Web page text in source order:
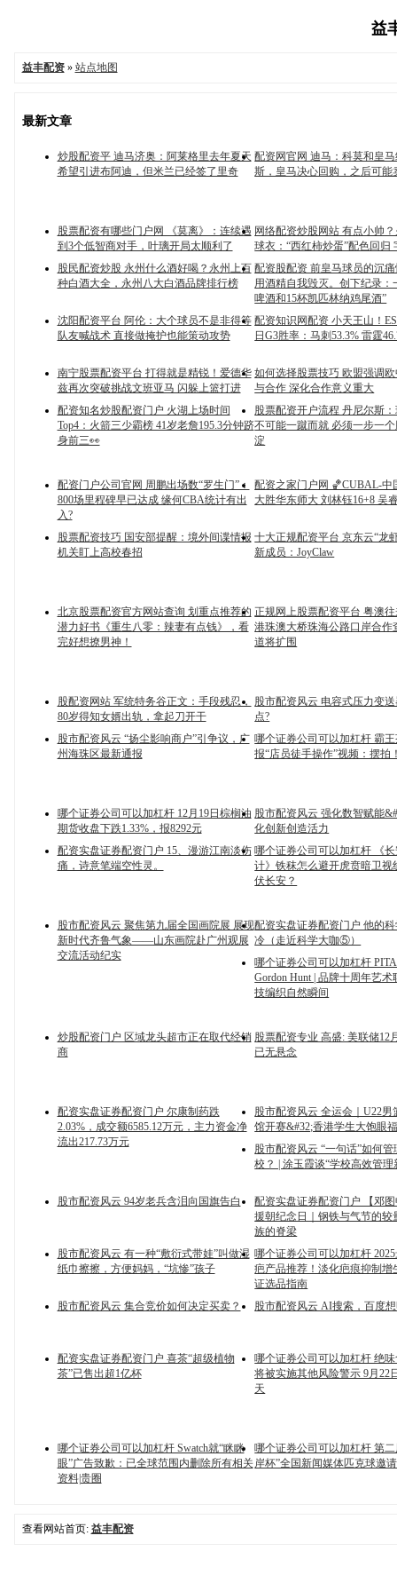
益
益丰配资» 站点地图
最新文章
炒股配资平 迪马济奥：阿莱格里去年夏天
希望引进布阿迪，但米兰已经签了里奇
配资网官网 迪马：科莫和皇
斯，皇马决心回购，之后可能
股票配资有哪些门户网 《莫离》：连续遇
到3个低智商对手，叶璃开局太顺利了
网络配资炒股网站 有点小帅
球衣：“西红柿炒蛋”配色回归
股民配资炒股 永州什么酒好喝？永州上百
种白酒大全，永州八大白酒品牌排行榜
配资股配资 前皇马球员的沉
用酒精自我毁灭。创下纪录：
啤酒和15杯凯匹林纳鸡尾酒”
沈阳配资平台 阿伦：大个球员不是非得等
队友喊战术 直接做掩护也能策动攻势
配资知识网配资 小天王山！
日G3胜率：马刺53.3% 雷霆
南宁股票配资平台 打得就是精锐！爱德华
兹再次突破挑战文班亚马 闪躲上篮打进
如何选择股票技巧 欧盟强调
与合作 深化合作意义重大
配资知名炒股配资门户 火湖上场时间
Top4：火箭三少霸榜 41岁老詹195.3分钟跻
身前三👀
股票配资开户流程 丹尼尔斯
不可能一蹴而就 必须一步一
淀
配资门户公司官网 周鹏出场数“罗生门”：
800场里程碑早已达成 缘何CBA统计有出
入?
配资之家门户网 🏀CUBAL-中
大胜华东师大 刘林钰16+8 吴
股票配资技巧 国安部提醒：境外间谍情报
机关盯上高校春招
十大正规配资平台 京东云“龙
新成员：JoyClaw
北京股票配资官方网站查询 划重点推荐的
潜力好书《重生八零：辣妻有点钱》，看
完好想撩男神！
正规网上股票配资平台 粤澳
港珠澳大桥珠海公路口岸合作
道将扩围
股配资网站 军统特务谷正文：手段残忍，
80岁得知女婿出轨，拿起刀开干
股市配资风云 电容式压力变
点?
股市配资风云 “扬尘影响商户”引争议，广
州海珠区最新通报
哪个证券公司可以加杠杆 霸
报“店员徒手操作”视频：摆拍
哪个证券公司可以加杠杆 12月19日棕榈油
期货收盘下跌1.33%，报8292元
股市配资风云 强化数智赋能
化创新创造活力
配资实盘证券配资门户 15、漫游江南淡伤
痛，诗意笔端空性灵。
哪个证券公司可以加杠杆 《
计》铁秣怎么避开虎贲暗卫视
伏长安？
股市配资风云 聚焦第九届全国画院展 展现
新时代齐鲁气象——山东画院赴广州观展
交流活动纪实
配资实盘证券配资门户 他的
冷（走近科学大咖⑤）
哪个证券公司可以加杠杆
Gordon Hunt | 品牌十周年艺
技编织自然瞬间
炒股配资门户 区域龙头超市正在取代经销
商
股票配资专业 高盛: 美联储12
已无悬念
配资实盘证券配资门户 尔康制药跌
2.03%，成交额6585.12万元，主力资金净
流出217.73万元
股市配资风云 全运会｜U22男
馆开赛&#32;香港学生大饱眼
股市配资风云 “一句话”如何
校？ | 涂玉霞谈“学校高效管
股市配资风云 94岁老兵含泪向国旗告白
配资实盘证券配资门户 【邓
援朝纪念日｜钢铁与气节的较
族的脊梁
股市配资风云 有一种“敷衍式带娃”叫做湿
纸巾擦擦，方便妈妈，“坑惨”孩子
哪个证券公司可以加杠杆
疤产品推荐！淡化疤痕抑制增
证选品指南
股市配资风云 集合竞价如何决定买卖？
股市配资风云 AI搜索，百度
配资实盘证券配资门户 喜茶“超级植物
茶”已售出超1亿杯
哪个证券公司可以加杠杆 绝
将被实施其他风险警示 9月22
天
哪个证券公司可以加杠杆 Swatch就“眯眯
眼”广告致歉：已全球范围内删除所有相关
资料|贵圈
哪个证券公司可以加杠杆 第
岸杯”全国新闻媒体匹克球邀
查看网站首页: 益丰配资